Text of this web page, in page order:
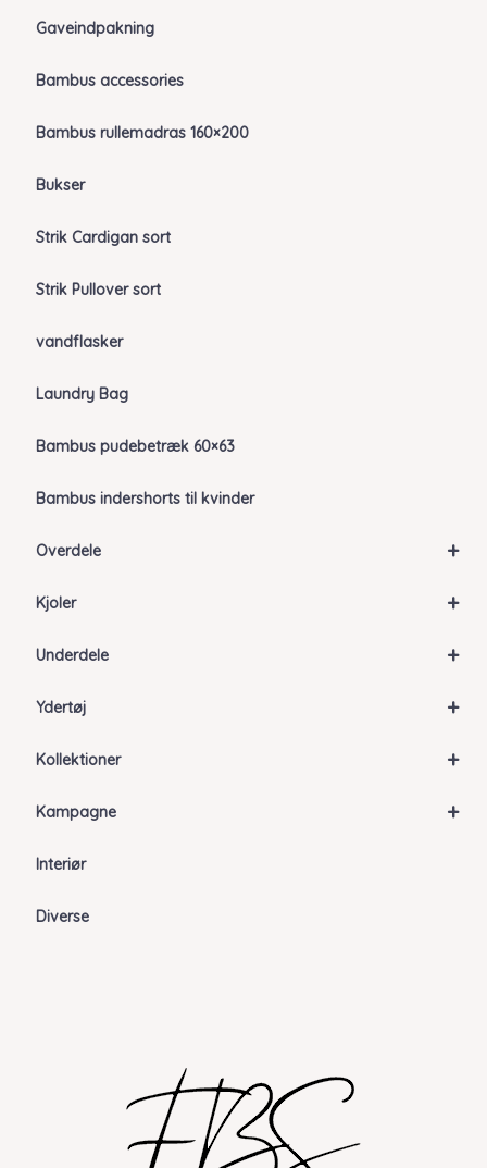
Gaveindpakning
Bambus accessories
Bambus rullemadras 160×200
Bukser
Strik Cardigan sort
Strik Pullover sort
vandflasker
Laundry Bag
Bambus pudebetræk 60×63
Bambus indershorts til kvinder
+
Overdele
+
Kjoler
+
Underdele
+
Ydertøj
+
Kollektioner
+
Kampagne
Interiør
Diverse